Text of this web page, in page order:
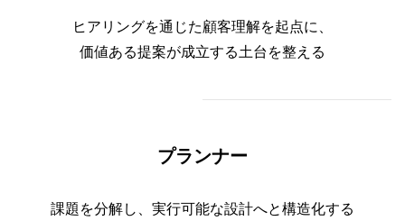
ヒアリングを通じた顧客理解を起点に、
価値ある提案が成立する土台を整える
プランナー
課題を分解し、実行可能な設計へと構造化する